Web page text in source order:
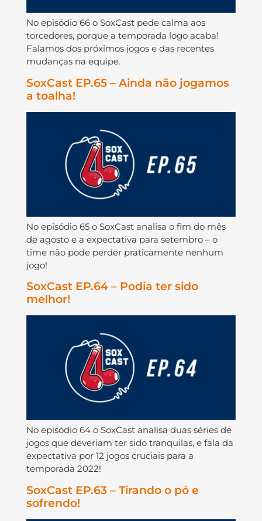
No episódio 66 o SoxCast pede calma aos
torcedores, porque a temporada logo acaba!
Falamos dos próximos jogos e das recentes
mudanças na equipe.
SoxCast EP.65 – Ainda não jogamos
a toalha!
No episódio 65 o SoxCast analisa o fim do mês
de agosto e a expectativa para setembro – o
time não pode perder praticamente nenhum
jogo!
SoxCast EP.64 – Podia ter sido
melhor!
No episódio 64 o SoxCast analisa duas séries de
jogos que deveriam ter sido tranquilas, e fala da
expectativa por 12 jogos cruciais para a
temporada 2022!
SoxCast EP.63 – Tirando o pó e
sofrendo!